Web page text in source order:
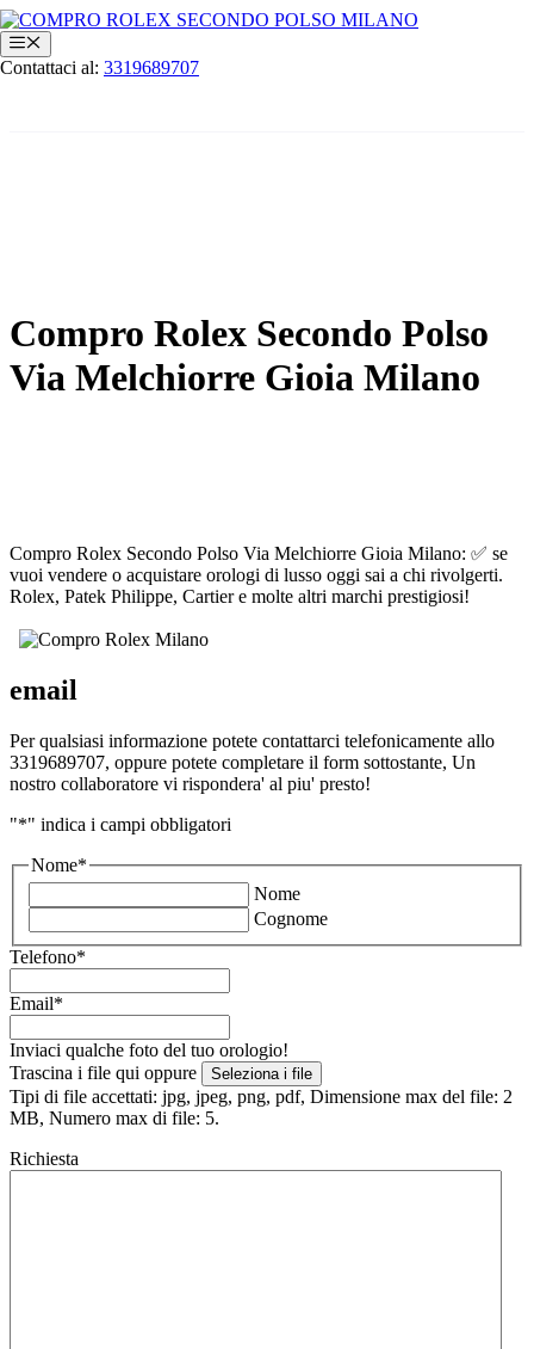
Vai
al
contenuto
Menu
Contattaci al: 3319689707
Compro Rolex Secondo Polso
Via Melchiorre Gioia Milano
Compro Rolex Secondo Polso Via Melchiorre Gioia Milano: ✅ se
vuoi vendere o acquistare orologi di lusso oggi sai a chi rivolgerti.
Rolex, Patek Philippe, Cartier e molte altri marchi prestigiosi!
email
Per qualsiasi informazione potete contattarci telefonicamente allo
3319689707, oppure potete completare il form sottostante, Un
nostro collaboratore vi rispondera' al piu' presto!
"*" indica i campi obbligatori
Nome*
Nome
Cognome
Telefono*
Email*
Inviaci qualche foto del tuo orologio!
Trascina i file qui oppure
Seleziona i file
Tipi di file accettati: jpg, jpeg, png, pdf, Dimensione max del file: 2
MB, Numero max di file: 5.
Richiesta